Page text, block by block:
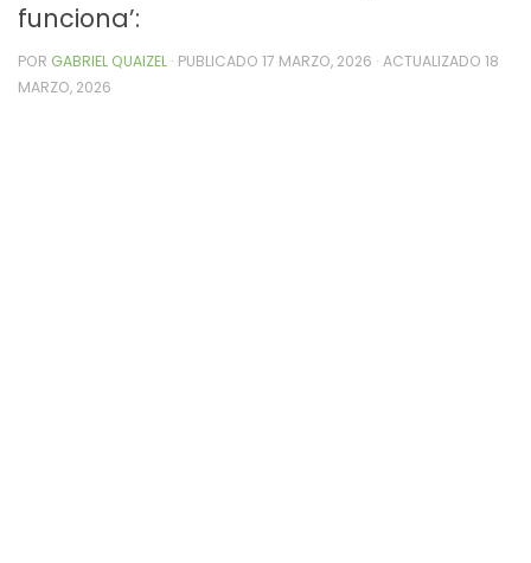
funciona’:
POR GABRIEL QUAIZEL · PUBLICADO 17 MARZO, 2026 · ACTUALIZADO 18
MARZO, 2026